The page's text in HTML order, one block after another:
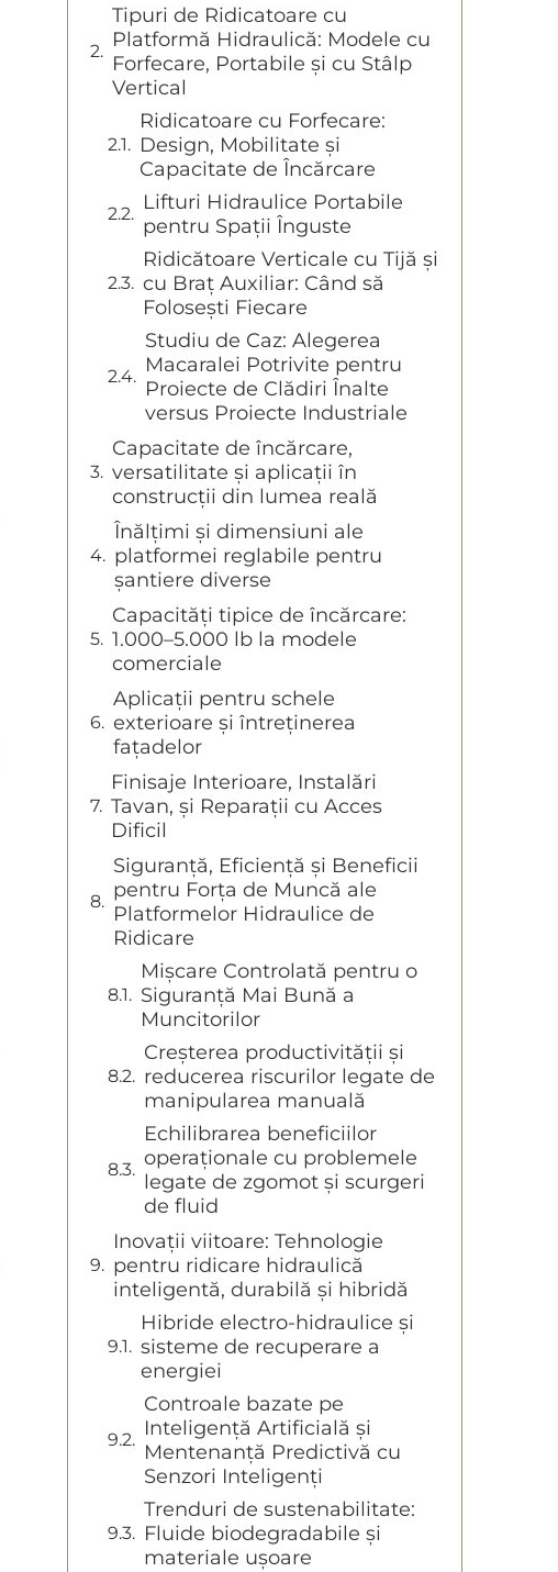
Tipuri de Ridicatoare cu
Platformă Hidraulică: Modele cu
Forfecare, Portabile și cu Stâlp
Vertical
Ridicatoare cu Forfecare:
Design, Mobilitate și
Capacitate de Încărcare
Lifturi Hidraulice Portabile
pentru Spații Înguste
Ridicătoare Verticale cu Tijă și
cu Braț Auxiliar: Când să
Folosești Fiecare
Studiu de Caz: Alegerea
Macaralei Potrivite pentru
Proiecte de Clădiri Înalte
versus Proiecte Industriale
Capacitate de încărcare,
versatilitate și aplicații în
construcții din lumea reală
Înălțimi și dimensiuni ale
platformei reglabile pentru
șantiere diverse
Capacități tipice de încărcare:
1.000–5.000 lb la modele
comerciale
Aplicații pentru schele
exterioare și întreținerea
fațadelor
Finisaje Interioare, Instalări
Tavan, și Reparații cu Acces
Dificil
Siguranță, Eficiență și Beneficii
pentru Forța de Muncă ale
Platformelor Hidraulice de
Ridicare
Mișcare Controlată pentru o
Siguranță Mai Bună a
Muncitorilor
Creșterea productivității și
reducerea riscurilor legate de
manipularea manuală
Echilibrarea beneficiilor
operaționale cu problemele
legate de zgomot și scurgeri
de fluid
Inovații viitoare: Tehnologie
pentru ridicare hidraulică
inteligentă, durabilă și hibridă
Hibride electro-hidraulice și
sisteme de recuperare a
energiei
Controale bazate pe
Inteligență Artificială și
Mentenanță Predictivă cu
Senzori Inteligenți
Trenduri de sustenabilitate:
Fluide biodegradabile și
materiale ușoare